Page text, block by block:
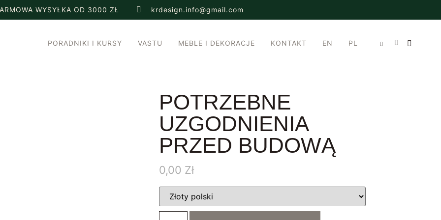
WYSYŁKA OD 3000 ZŁ krdesign.info@gmail.com
PORADNIKI I KURSY VASTU MEBLE I DEKORACJE KONTAKT EN PL
POTRZEBNE
UZGODNIENIA
PRZED BUDOWĄ
0,00 Zł